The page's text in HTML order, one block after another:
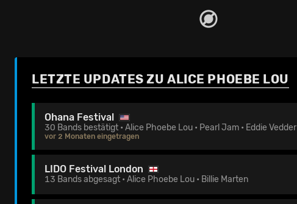
LETZTE UPDATES ZU ALICE PHOEBE LOU
Ohana Festival
30 Bands bestätigt • Alice Phoebe Lou • Pearl Jam • Eddie Vedder
vor 2 Monaten eingetragen
LIDO Festival London
13 Bands abgesagt • Alice Phoebe Lou • Billie Marten